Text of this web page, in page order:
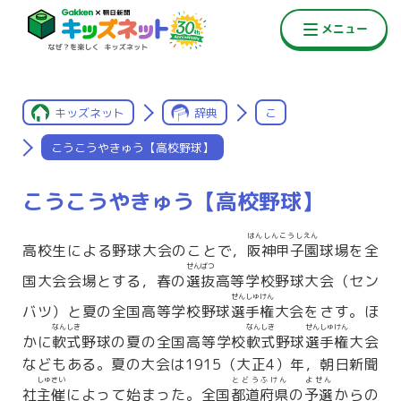
キッズネット 辞典 こ
こうこうやきゅう【高校野球】
こうこうやきゅう【高校野球】
高校生による野球大会のことで， 阪神甲子園
はんしんこうしえん
球場を全
国大会会場とする，春の選抜
せんばつ
高等学校野球大会（セン
バツ）と夏の全国高等学校野球選手権
せんしゅけん
大会をさす。ほ
かに軟式
なんしき
野球の夏の全国高等学校軟式
なんしき
野球選手権
せんしゅけん
大会
などもある。夏の大会は1915（大正4）年，朝日新聞
社主催
しゅさい
によって始まった。全国都道府県
とどうふけん
の予選
よせん
からの